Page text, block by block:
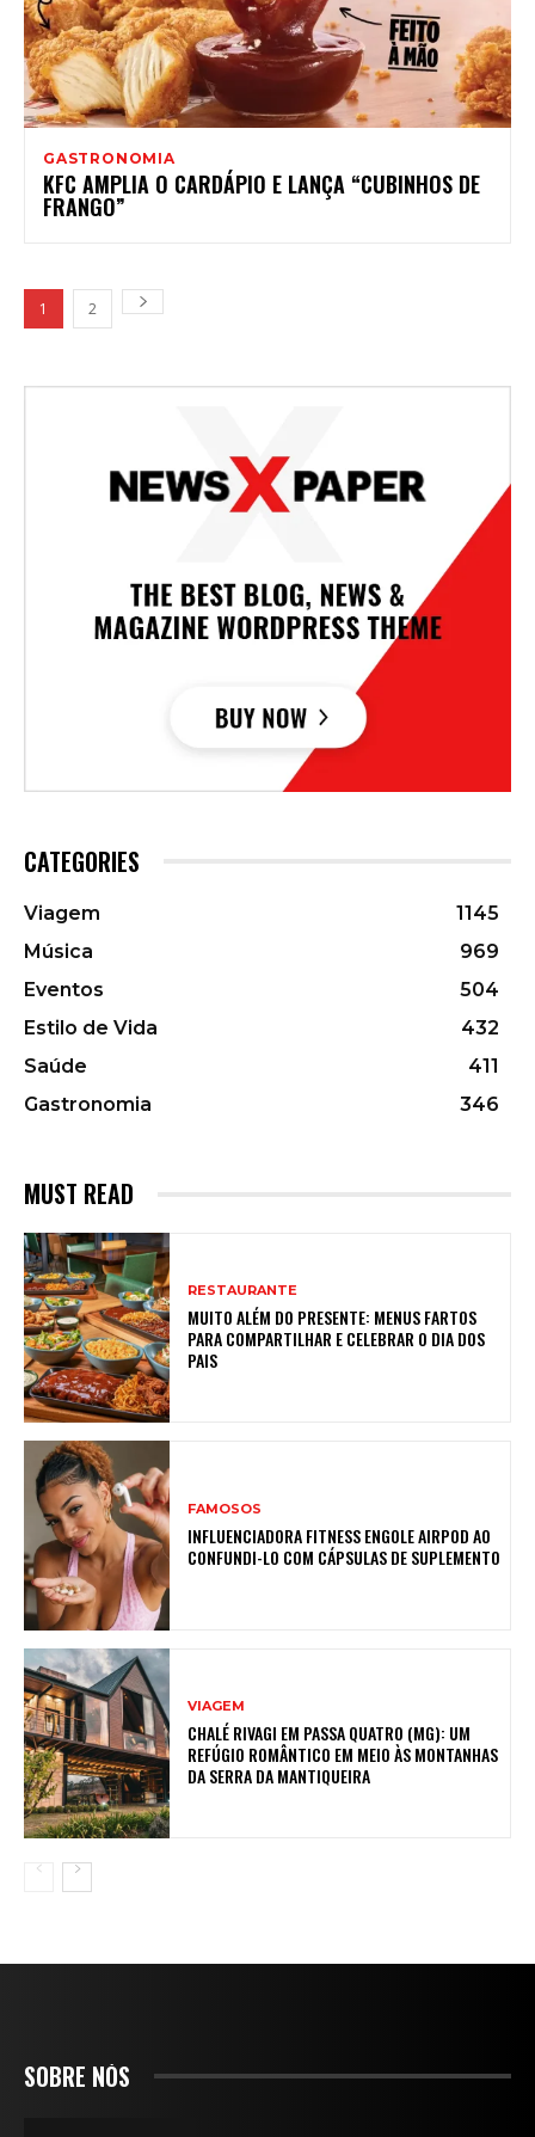
GASTRONOMIA
KFC AMPLIA O CARDÁPIO E LANÇA “CUBINHOS DE
FRANGO”
1 2
CATEGORIES
Viagem
1145
Música
969
Eventos
504
Estilo de Vida
432
Saúde
411
Gastronomia
346
MUST READ
RESTAURANTE
MUITO ALÉM DO PRESENTE: MENUS FARTOS
PARA COMPARTILHAR E CELEBRAR O DIA DOS
PAIS
FAMOSOS
INFLUENCIADORA FITNESS ENGOLE AIRPOD AO
CONFUNDI-LO COM CÁPSULAS DE SUPLEMENTO
VIAGEM
CHALÉ RIVAGI EM PASSA QUATRO (MG): UM
REFÚGIO ROMÂNTICO EM MEIO ÀS MONTANHAS
DA SERRA DA MANTIQUEIRA
SOBRE NÓS